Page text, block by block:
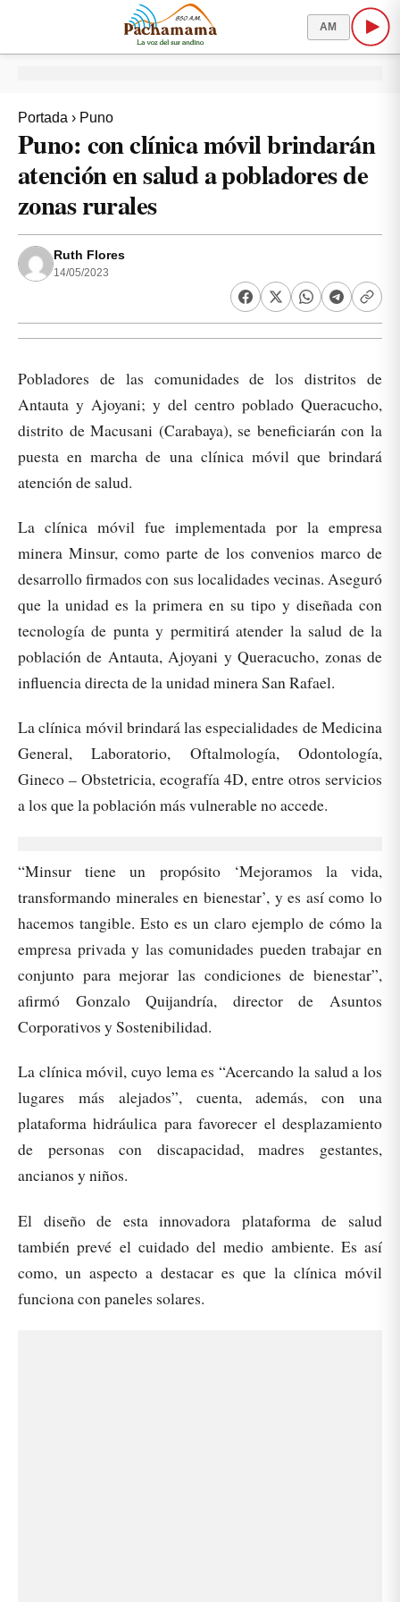
AM
Portada › Puno
Puno: con clínica móvil brindarán
atención en salud a pobladores de
zonas rurales
Ruth Flores
14/05/2023
Pobladores de las comunidades de los distritos de
Antauta y Ajoyani; y del centro poblado Queracucho,
distrito de Macusani (Carabaya), se beneficiarán con la
puesta en marcha de una clínica móvil que brindará
atención de salud.
La clínica móvil fue implementada por la empresa
minera Minsur, como parte de los convenios marco de
desarrollo firmados con sus localidades vecinas. Aseguró
que la unidad es la primera en su tipo y diseñada con
tecnología de punta y permitirá atender la salud de la
población de Antauta, Ajoyani y Queracucho, zonas de
influencia directa de la unidad minera San Rafael.
La clínica móvil brindará las especialidades de Medicina
General, Laboratorio, Oftalmología, Odontología,
Gineco – Obstetricia, ecografía 4D, entre otros servicios
a los que la población más vulnerable no accede.
“Minsur tiene un propósito ‘Mejoramos la vida,
transformando minerales en bienestar’, y es así como lo
hacemos tangible. Esto es un claro ejemplo de cómo la
empresa privada y las comunidades pueden trabajar en
conjunto para mejorar las condiciones de bienestar”,
afirmó Gonzalo Quijandría, director de Asuntos
Corporativos y Sostenibilidad.
La clínica móvil, cuyo lema es “Acercando la salud a los
lugares más alejados”, cuenta, además, con una
plataforma hidráulica para favorecer el desplazamiento
de personas con discapacidad, madres gestantes,
ancianos y niños.
El diseño de esta innovadora plataforma de salud
también prevé el cuidado del medio ambiente. Es así
como, un aspecto a destacar es que la clínica móvil
funciona con paneles solares.